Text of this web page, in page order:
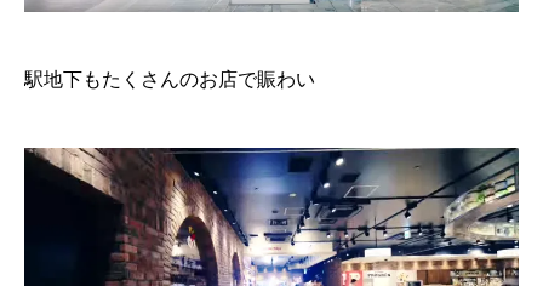
駅地下もたくさんのお店で賑わい